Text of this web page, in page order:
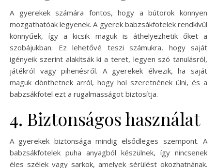
A gyerekek számára fontos, hogy a bútorok könnyen
mozgathatóak legyenek. A gyerek babzsákfotelek rendkívül
könnyűek, így a kicsik maguk is áthelyezhetik őket a
szobájukban. Ez lehetővé teszi számukra, hogy saját
igényeik szerint alakítsák ki a teret, legyen szó tanulásról,
játékról vagy pihenésről. A gyerekek élvezik, ha saját
maguk dönthetnek arról, hogy hol szeretnének ülni, és a
babzsákfotel ezt a rugalmasságot biztosítja.
4. Biztonságos használat
A gyerekek biztonsága mindig elsődleges szempont. A
babzsákfotelek puha anyagból készülnek, így nincsenek
éles szélek vagy sarkok, amelyek sérülést okozhatnának.